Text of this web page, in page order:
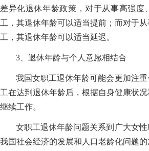
差异化退休年龄政策，对于从事高强度
工，其退休年龄可以适当提前；而对于
工，其退休年龄可以适当延迟。
3、退休年龄与个人意愿相结合
我国女职工退休年龄可能会更加注
工在达到退休年龄后，根据自身健康状
继续工作。
女职工退休年龄问题关系到广大女
我国社会经济的发展和人口老龄化问题